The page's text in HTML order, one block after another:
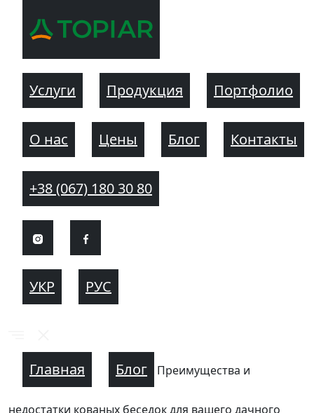
Услуги Продукция Портфолио
О нас Цены Блог Контакты
+38 (067) 180 30 80
УКР РУС
Главная Блог Преимущества и
недостатки кованых беседок для вашего дачного